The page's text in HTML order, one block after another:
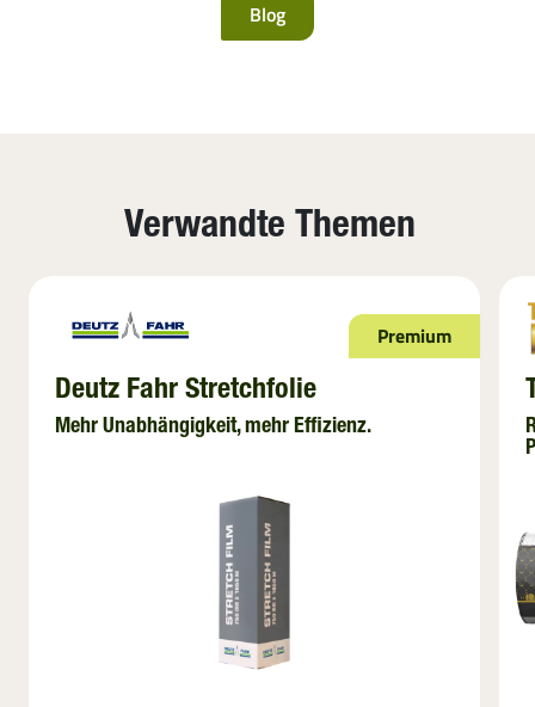
Blog
Verwandte Themen
Premium
Deutz Fahr Stretchfolie
Mehr Unabhängigkeit, mehr Effizienz.